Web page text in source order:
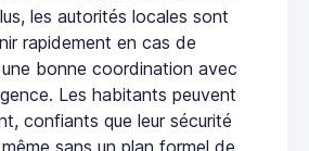
les autorités locales sont
rapidement en cas de
bonne coordination avec
Les habitants peuvent
confiants que leur sécurité
sans un plan formel de